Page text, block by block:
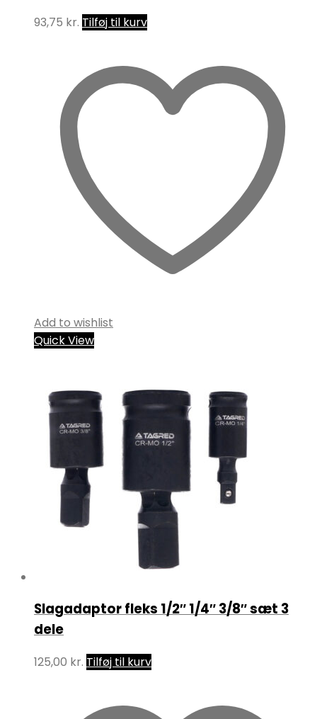
93,75 kr. Tilføj til kurv
Add to wishlist
Quick View
Slagadaptor fleks 1/2″ 1/4″ 3/8″ sæt 3
dele
125,00 kr. Tilføj til kurv